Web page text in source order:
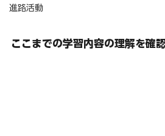
進路活動
ここまでの学習内容の理解を確認